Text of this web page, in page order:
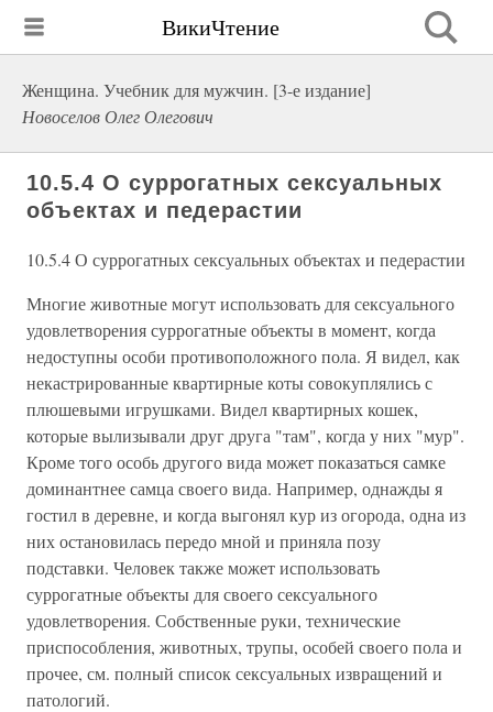
ВикиЧтение
Женщина. Учебник для мужчин. [3-е издание]
Новоселов Олег Олегович
10.5.4 О суррогатных сексуальных
объектах и педерастии
10.5.4 О суррогатных сексуальных объектах и педерастии
Многие животные могут использовать для сексуального
удовлетворения суррогатные объекты в момент, когда
недоступны особи противоположного пола. Я видел, как
некастрированные квартирные коты совокуплялись с
плюшевыми игрушками. Видел квартирных кошек,
которые вылизывали друг друга "там", когда у них "мур".
Кроме того особь другого вида может показаться самке
доминантнее самца своего вида. Например, однажды я
гостил в деревне, и когда выгонял кур из огорода, одна из
них остановилась передо мной и приняла позу
подставки. Человек также может использовать
суррогатные объекты для своего сексуального
удовлетворения. Собственные руки, технические
приспособления, животных, трупы, особей своего пола и
прочее, см. полный список сексуальных извращений и
патологий.